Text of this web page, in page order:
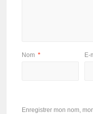
Nom * E-
Enregistrer mon nom,